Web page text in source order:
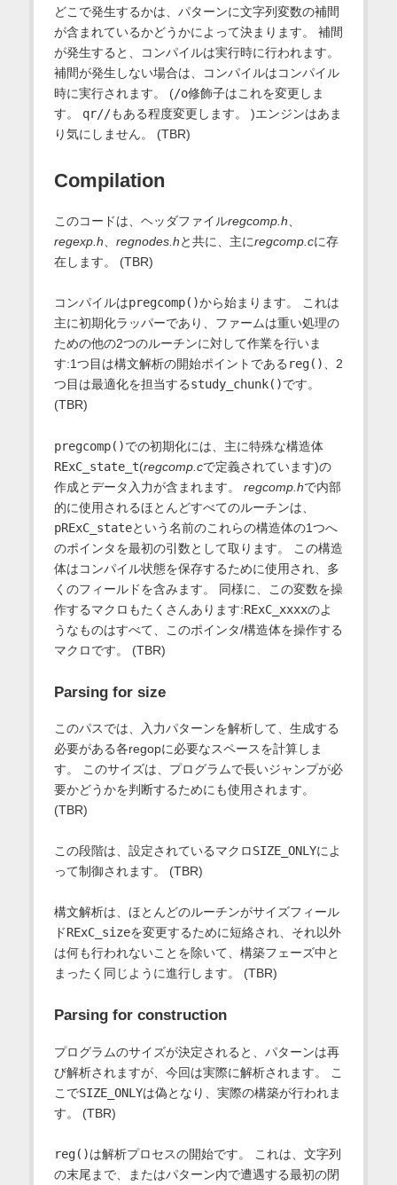
どこで発生するかは、パターンに文字列変数の補間
が含まれているかどうかによって決まります。 補間
が発生すると、コンパイルは実行時に行われます。
補間が発生しない場合は、コンパイルはコンパイル
時に実行されます。 (/o修飾子はこれを変更しま
す。 qr//もある程度変更します。 )エンジンはあま
り気にしません。 (TBR)
Compilation
このコードは、ヘッダファイルregcomp.h、
regexp.h、 regnodes.hと共に、主にregcomp.cに存
在します。 (TBR)
コンパイルはpregcomp()から始まります。 これは
主に初期化ラッパーであり、ファームは重い処理の
ための他の2つのルーチンに対して作業を行いま
す:1つ目は構文解析の開始ポイントである reg()、2
つ目は最適化を担当するstudy_chunk()です。
(TBR)
pregcomp()での初期化には、主に特殊な構造体
RExC_state_t(regcomp.cで定義されています)の
作成とデータ入力が含まれます。 regcomp.hで内部
的に使用されるほとんどすべてのルーチンは、
pRExC_stateという名前のこれらの構造体の1つへ
のポインタを最初の引数として取ります。 この構造
体はコンパイル状態を保存するために使用され、多
くのフィールドを含みます。 同様に、この変数を操
作するマクロもたくさんあります:RExC_xxxxのよ
うなものはすべて、このポインタ/構造体を操作する
マクロです。 (TBR)
Parsing for size
このパスでは、入力パターンを解析して、生成する
必要がある各regopに必要なスペースを計算しま
す。 このサイズは、プログラムで長いジャンプが必
要かどうかを判断するためにも使用されます。
(TBR)
この段階は、設定されているマクロSIZE_ONLYによ
って制御されます。 (TBR)
構文解析は、ほとんどのルーチンがサイズフィール
ドRExC_sizeを変更するために短絡され、それ以外
は何も行われないことを除いて、構築フェーズ中と
まったく同じように進行します。 (TBR)
Parsing for construction
プログラムのサイズが決定されると、パターンは再
び解析されますが、今回は実際に解析されます。 こ
こでSIZE_ONLYは偽となり、実際の構築が行われま
す。 (TBR)
reg()は解析プロセスの開始です。 これは、文字列
の末尾まで、またはパターン内で遭遇する最初の閉